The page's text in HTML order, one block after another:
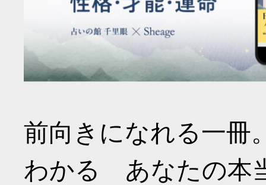
前向きになれる一冊
わかる あなたの本